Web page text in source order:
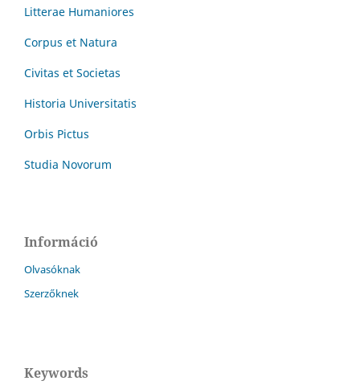
Litterae Humaniores
Corpus et Natura
Civitas et Societas
Historia Universitatis
Orbis Pictus
Studia Novorum
Információ
Olvasóknak
Szerzőknek
Keywords